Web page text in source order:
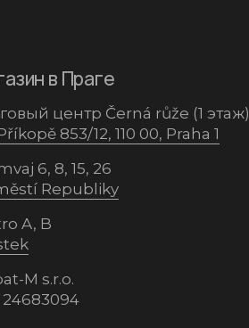
в Праге
центр Černá růže (1 этаж)
853/12, 110 00, Praha 1
6, 8, 15, 26
Republiky
A, B
M s.r.o.
24683094